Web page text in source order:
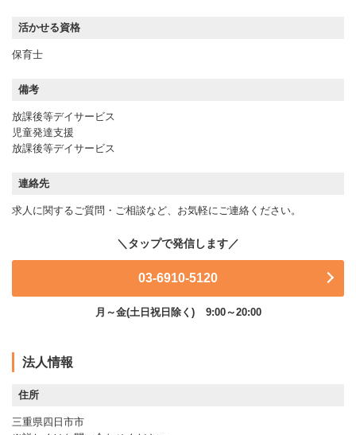
活かせる資格
保育士
備考
放課後等デイサービス
児童発達支援
放課後等デイサービス
連絡先
求人に関するご質問・ご相談など、お気軽にご連絡ください。
03-6910-5120
月～金(土日祝日除く) 9:00～20:00
法人情報
住所
三重県四日市市